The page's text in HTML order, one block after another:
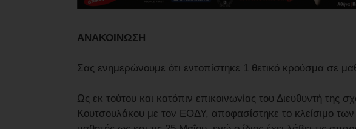
ΑΝΑΚΟΙΝΩΣΗ
Σας ενημερώνουμε ότι εντοπίστηκε 1 θετικό κρούσμα σε
Ως εκ τούτου και κατόπιν επικοινωνίας του Διευθυντή της
Κουτσουλάκου με τον ΕΟΔΥ, αποφασίστηκε το κλείσιμο